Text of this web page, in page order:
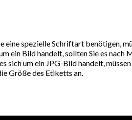
eine spezielle Schriftart benötigen,
ein Bild handelt, sollten Sie es nach
sich um ein JPG-Bild handelt,
Größe des Etiketts an.